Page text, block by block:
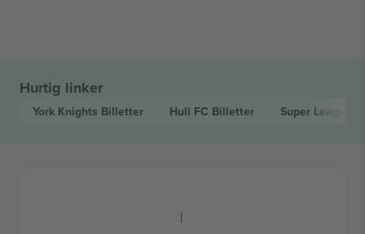
Hurtig linker
York Knights Billetter Hull FC Billetter Super League